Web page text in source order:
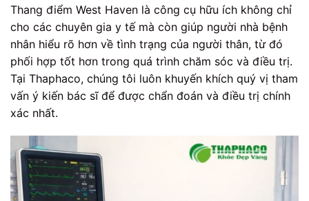
Thang điểm West Haven là công cụ hữu ích không chỉ
cho các chuyên gia y tế mà còn giúp người nhà bệnh
nhân hiểu rõ hơn về tình trạng của người thân, từ đó
phối hợp tốt hơn trong quá trình chăm sóc và điều trị.
Tại Thaphaco, chúng tôi luôn khuyến khích quý vị tham
vấn ý kiến bác sĩ để được chẩn đoán và điều trị chính
xác nhất.